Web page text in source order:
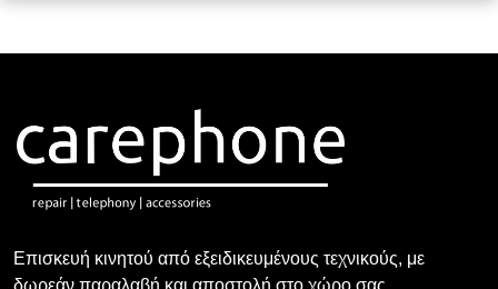
Επισκευή κινητού από εξειδικευμένους τεχνικούς, με